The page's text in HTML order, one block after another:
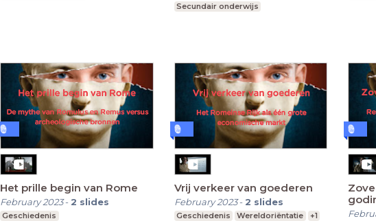
Secundair onderwijs
Het prille begin van Rome
February 2023- 2 slides
Geschiedenis
Vrij verkeer van goederen
February 2023- 2 slides
Geschiedenis Wereldoriëntatie
+1